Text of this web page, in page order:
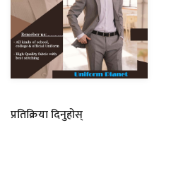
प्रतिक्रिया दिनुहोस्